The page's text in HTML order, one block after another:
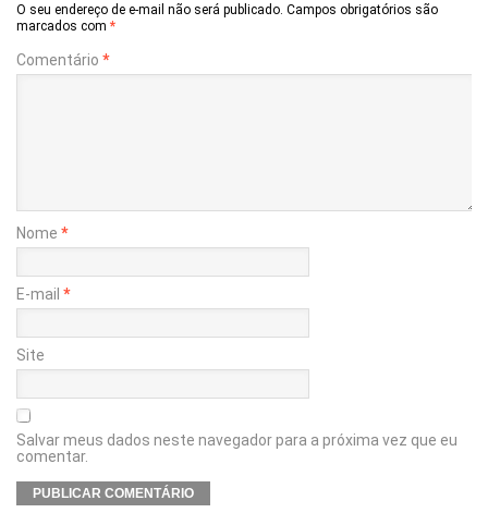
O seu endereço de e-mail não será publicado. Campos obrigatórios são
marcados com *
Comentário *
Nome *
E-mail *
Site
Salvar meus dados neste navegador para a próxima vez que eu
comentar.